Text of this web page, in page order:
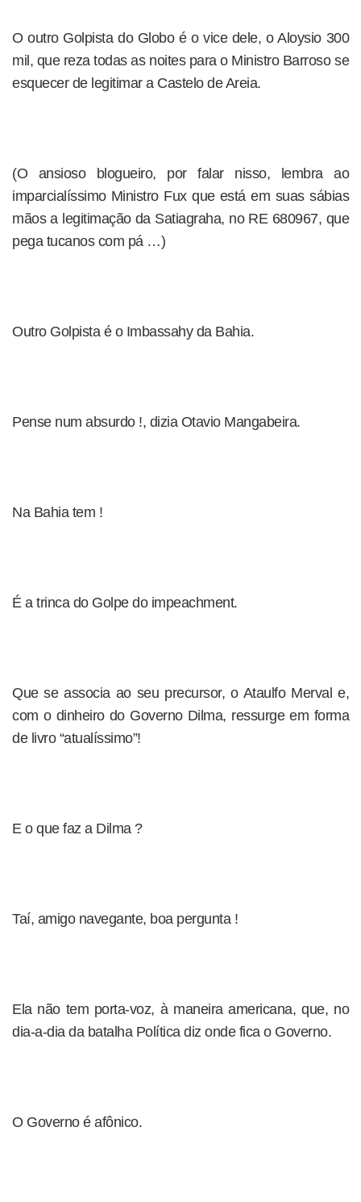
O outro Golpista do Globo é o vice dele, o Aloysio 300
mil, que reza todas as noites para o Ministro Barroso se
esquecer de legitimar a Castelo de Areia.
(O ansioso blogueiro, por falar nisso, lembra ao
imparcialíssimo Ministro Fux que está em suas sábias
mãos a legitimação da Satiagraha, no RE 680967, que
pega tucanos com pá …)
Outro Golpista é o Imbassahy da Bahia.
Pense num absurdo !, dizia Otavio Mangabeira.
Na Bahia tem !
É a trinca do Golpe do impeachment.
Que se associa ao seu precursor, o Ataulfo Merval e,
com o dinheiro do Governo Dilma, ressurge em forma
de livro “atualíssimo”!
E o que faz a Dilma ?
Taí, amigo navegante, boa pergunta !
Ela não tem porta-voz, à maneira americana, que, no
dia-a-dia da batalha Política diz onde fica o Governo.
O Governo é afônico.